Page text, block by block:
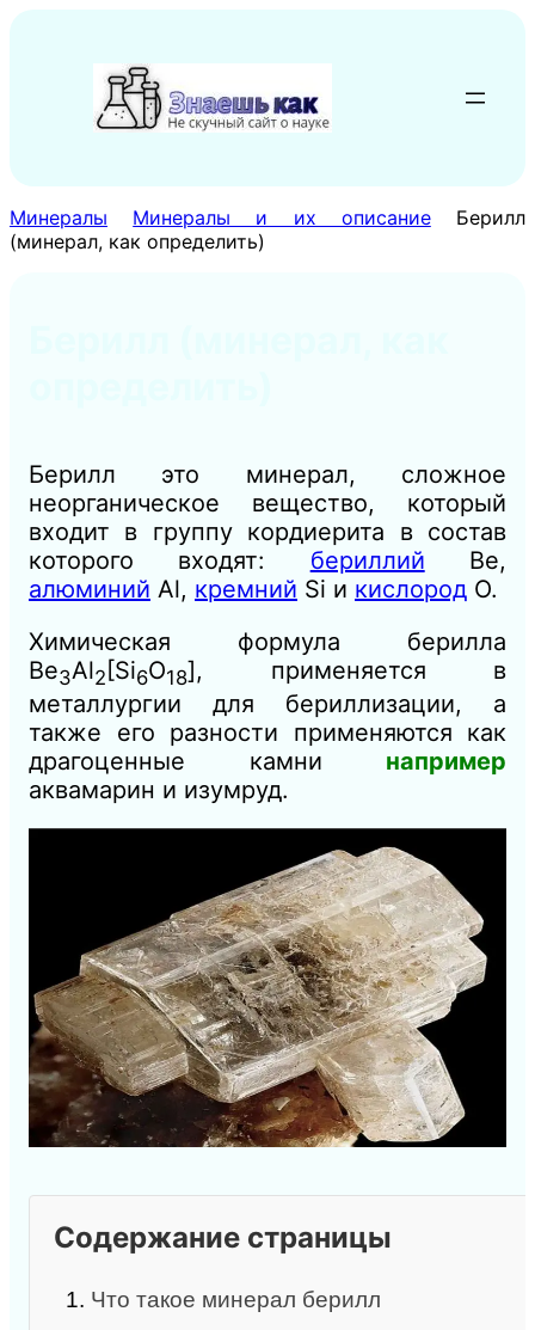
содержимому
Минералы Минералы и их описание
Берилл
(минерал, как определить)
Берилл это минерал, сложное
неорганическое вещество, который
входит в группу кордиерита в состав
которого входят: бериллий Be,
алюминий Al, кремний Si и кислород O.
Химическая формула берилла
Be3Al2 [Si6O18], применяется в
металлургии для бериллизации, а
также его разности применяются как
драгоценные камни например
аквамарин и изумруд.
Содержание страницы
1. Что такое минерал берилл